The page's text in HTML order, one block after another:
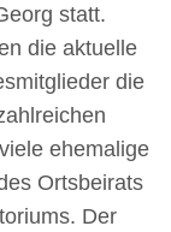
statt.
die aktuelle
die
ehemalige
Ortsbeirats
Der